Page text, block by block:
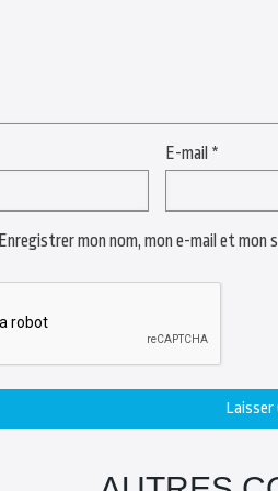
E-mail *
Enregistrer mon nom, mon e-mail et mon